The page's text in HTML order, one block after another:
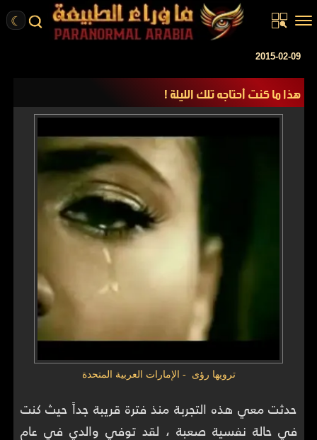
☾
الرئيسية
قصص واقعية
2015-02-09
هذا ما كنت أحتاجه تلك الليلة !
ترويها رؤى - الإمارات العربية المتحدة
حدثت معي هذه التجربة منذ فترة قريبة جداً حيث كنت
في حالة نفسية صعبة ، لقد توفي والدي في عام